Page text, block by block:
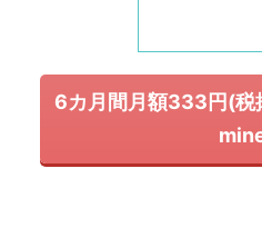
6カ月間月額333円(税